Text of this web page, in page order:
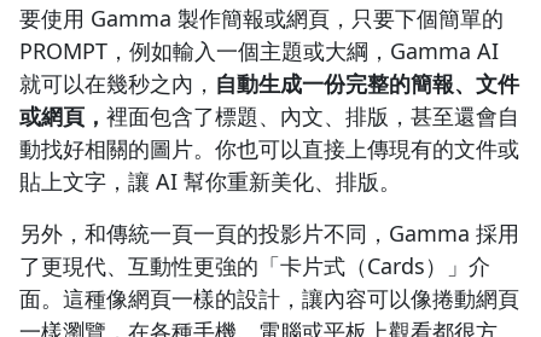
AI 簡報工具功能對比
Gamma 免費嗎？費用方案與點數機制一次看
免費版能做到什麼
Gamma 收費方案比較（2026 最新）
團隊要導入，另外有 Team 與 Business 方案
Gamma 背後用的是哪些 AI 模型？
你放進 Gamma 的內容，會被拿去訓練 AI 嗎？
Gamma 好用嗎？優點與真實缺點
Gamma 的 5 大使用技巧，學起來馬上成為簡報高手！
技巧1：指令越具體，AI 成果越到位
要使用 Gamma 製作簡報或網頁，只要下個簡單的
PROMPT，例如輸入一個主題或大綱，Gamma AI
就可以在幾秒之內， 自動生成一份完整的簡報、文件
或網頁， 裡面包含了標題、內文、排版，甚至還會自
動找好相關的圖片。你也可以直接上傳現有的文件或
貼上文字，讓 AI 幫你重新美化、排版。
另外，和傳統一頁一頁的投影片不同，Gamma 採用
了更現代、互動性更強的「卡片式（Cards）」介
面。這種像網頁一樣的設計，讓內容可以像捲動網頁
一樣瀏覽，在各種手機、電腦或平板上觀看都很方